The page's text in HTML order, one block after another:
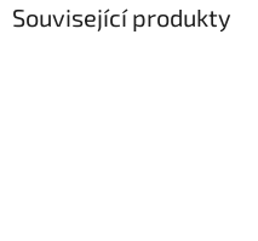
Související produkty